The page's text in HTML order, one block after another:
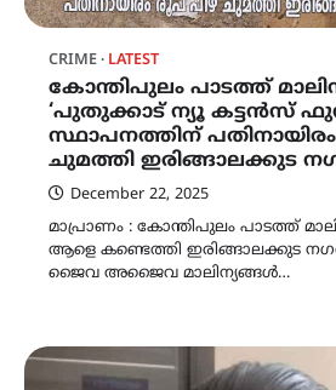
CRIME LATEST
കോന്തിപുലം പാടത്ത്
‘പുതുക്കാട് ന്യൂ കട്ടൻസ്
സ്ഥാപനത്തിന്
ചുമത്തി ഇരിങ്ങാലക്കുട
December 22, 2025
മാപ്രാണം : കോന്തിപുലം പാടത്ത്
ആളെ കണ്ടെത്തി ഇരിങ്ങാലക്കുട
ജൈവ അജൈവ മാലിന്യങ്ങൾ…